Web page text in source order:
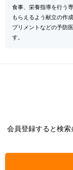
食事、栄養指導を行う
もらえるよう献立の作
プリメントなどの予防
す。
会員登録すると検